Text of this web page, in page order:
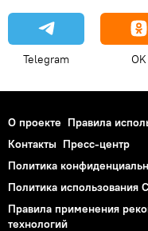
Telegram OK
О проекте Правила
Контакты Пресс-центр
Политика
Политика использования
Правила применения
технологий